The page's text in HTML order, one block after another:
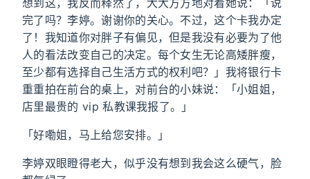
想到这，我反而释然了，大大方方地对着她说：「说
完了吗？李婷。谢谢你的关心。不过，这个卡我办定
了！我知道你对胖子有偏见，但是我没有必要为了他
人的看法改变自己的决定。每个女生无论高矮胖瘦，
至少都有选择自己生活方式的权利吧？」我将银行卡
重重拍在前台的桌上，对前台的小妹说：「小姐姐，
店里最贵的 vip 私教课我报了。」
「好嘞姐，马上给您安排。」
李婷双眼瞪得老大，似乎没有想到我会这么硬气，脸